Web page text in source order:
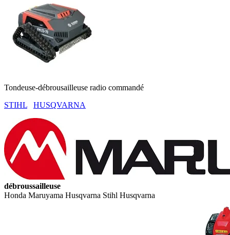
Tondeuse-débrousailleuse radio commandé
STIHL
HUSQVARNA
débroussailleuse
Honda Maruyama Husqvarna Stihl Husqvarna